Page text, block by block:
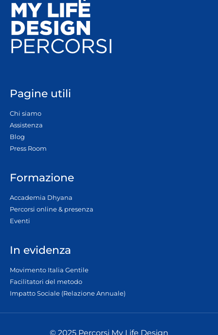
Pagine utili
Chi siamo
Assistenza
Blog
Press Room
Formazione
Accademia Dhyana
Percorsi online & presenza
Eventi
In evidenza
Movimento Italia Gentile
Facilitatori del metodo
Impatto Sociale (Relazione Annuale)
© 2025 Percorsi My Life Design